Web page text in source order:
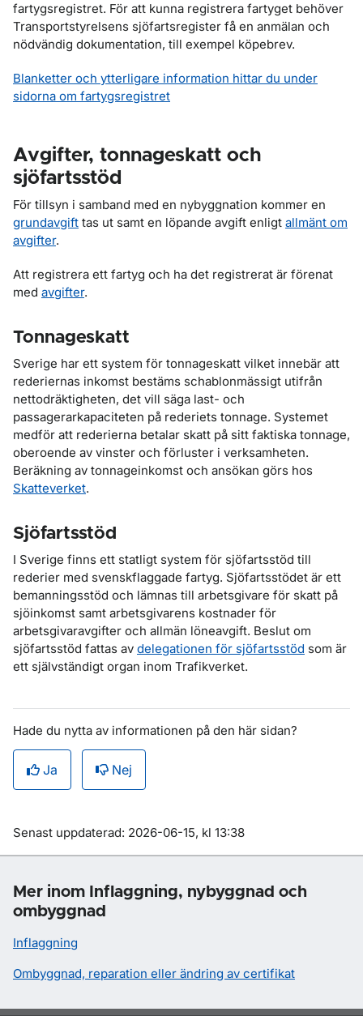
fartygsregistret. För att kunna registrera fartyget behöver
Transportstyrelsens sjöfartsregister få en anmälan och
nödvändig dokumentation, till exempel köpebrev.
Blanketter och ytterligare information hittar du under
sidorna om fartygsregistret
Avgifter, tonnageskatt och
sjöfartsstöd
För tillsyn i samband med en nybyggnation kommer en
grundavgift tas ut samt en löpande avgift enligt allmänt om
avgifter.
Att registrera ett fartyg och ha det registrerat är förenat
med avgifter.
Tonnageskatt
Sverige har ett system för tonnageskatt vilket innebär att
rederiernas inkomst bestäms schablonmässigt utifrån
nettodräktigheten, det vill säga last- och
passagerarkapaciteten på rederiets tonnage. Systemet
medför att rederierna betalar skatt på sitt faktiska tonnage,
oberoende av vinster och förluster i verksamheten.
Beräkning av tonnageinkomst och ansökan görs hos
Skatteverket.
Sjöfartsstöd
I Sverige finns ett statligt system för sjöfartsstöd till
rederier med svenskflaggade fartyg. Sjöfartsstödet är ett
bemanningsstöd och lämnas till arbetsgivare för skatt på
sjöinkomst samt arbetsgivarens kostnader för
arbetsgivaravgifter och allmän löneavgift. Beslut om
sjöfartsstöd fattas av delegationen för sjöfartsstöd som är
ett självständigt organ inom Trafikverket.
Hade du nytta av informationen på den här sidan?
Ja Nej
Om sidan
Senast uppdaterad: 2026-06-15, kl 13:38
Mer inom Inflaggning, nybyggnad och
ombyggnad
Inflaggning
Ombyggnad, reparation eller ändring av certifikat